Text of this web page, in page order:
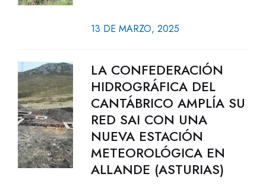
13 DE MARZO, 2025
LA CONFEDERACIÓN
HIDROGRÁFICA DEL
CANTÁBRICO AMPLÍA SU
RED SAI CON UNA
NUEVA ESTACIÓN
METEOROLÓGICA EN
ALLANDE (ASTURIAS)